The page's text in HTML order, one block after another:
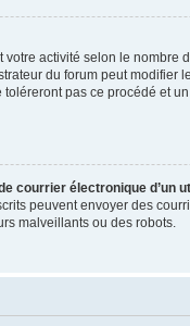
activité selon le
du forum peut
pas ce procédé et
courrier électronique d’un
peuvent envoyer des
malveillants ou des robots.